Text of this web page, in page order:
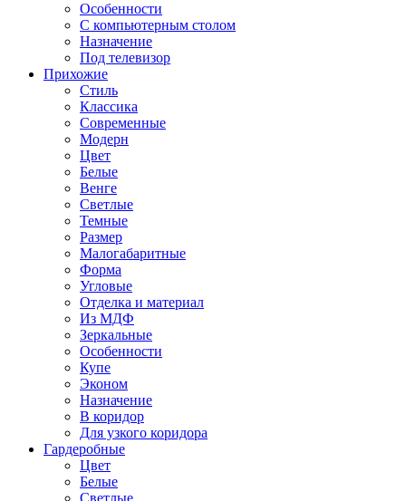
Особенности
С компьютерным столом
Назначение
Под телевизор
Прихожие
Стиль
Классика
Современные
Модерн
Цвет
Белые
Венге
Светлые
Темные
Размер
Малогабаритные
Форма
Угловые
Отделка и материал
Из МДФ
Зеркальные
Особенности
Купе
Эконом
Назначение
В коридор
Для узкого коридора
Гардеробные
Цвет
Белые
Светлые